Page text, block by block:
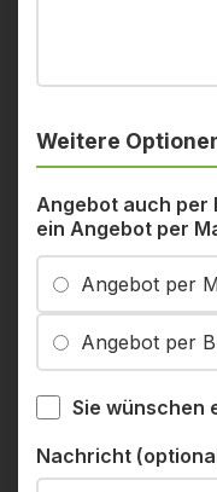
Weitere
Angebot auch
ein Angebot per
Angebot per
Angebot per
Sie wünschen
Nachricht